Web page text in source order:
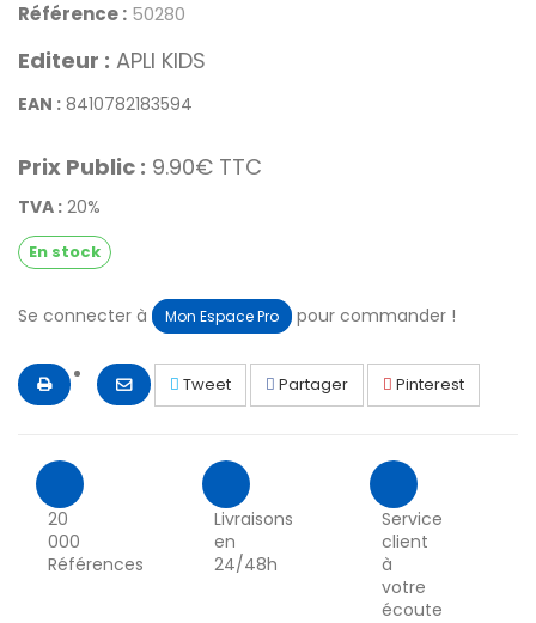
Référence : 50280
Editeur : APLI KIDS
EAN : 8410782183594
Prix Public : 9.90€ TTC
TVA : 20%
En stock
Se connecter à Mon Espace Pro pour commander !
Tweet Partager Pinterest
20
000
Références
Livraisons
en
24/48h
Service
client
à
votre
écoute